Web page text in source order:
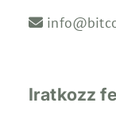
Iratkozz